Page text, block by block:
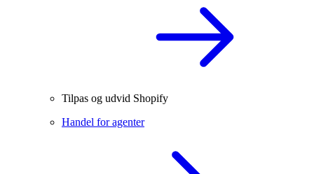
Tilpas og udvid Shopify
Handel for agenter